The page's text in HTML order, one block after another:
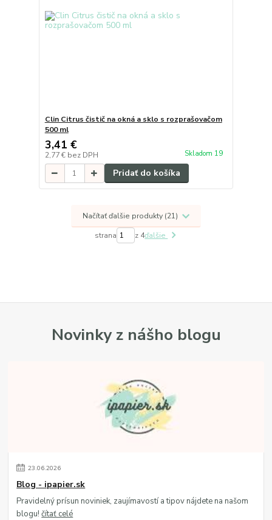
Clin Citrus čistič na okná a sklo s rozprašovačom
500 ml
3,41 €
2,77 € bez DPH Skladom 19
Pridať do košíka
Načítať ďalšie produkty (21)
strana z 4ďalšie
Novinky z nášho blogu
23.06.2026
Blog - ipapier.sk
Pravidelný prísun noviniek, zaujímavostí a tipov nájdete na našom
blogu!čítať celé